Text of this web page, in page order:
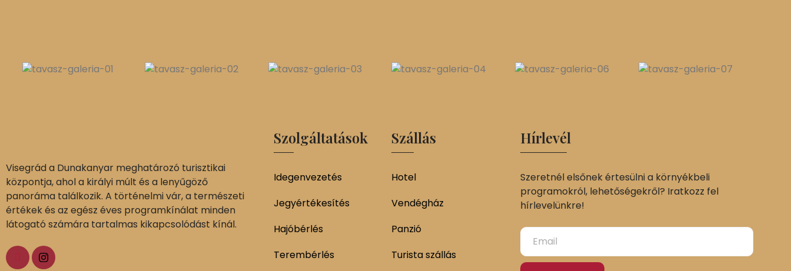
Visegrád a Dunakanyar meghatározó turisztikai
központja, ahol a királyi múlt és a lenyűgöző
panoráma találkozik. A történelmi vár, a természeti
értékek és az egész éves programkínálat minden
látogató számára tartalmas kikapcsolódást kínál.
Szolgáltatások
Idegenvezetés
Jegyértékesítés
Hajóbérlés
Terembérlés
Szállás
Hotel
Vendégház
Panzió
Turista szállás
Hírlevél
Szeretnél elsőnek értesülni a környékbeli
programokról, lehetőségekről? Iratkozz fel
hírlevelünkre!